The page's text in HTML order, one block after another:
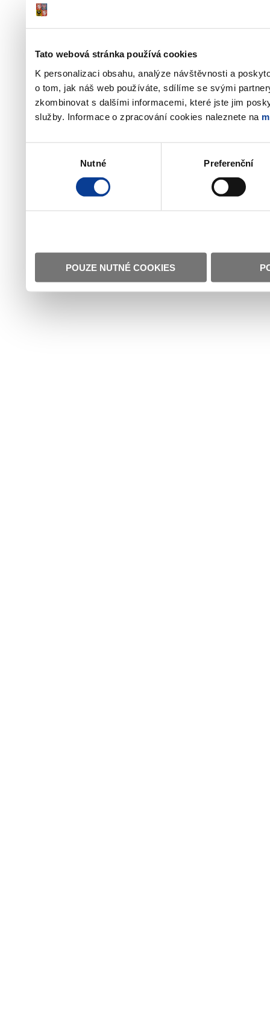
Tato webová stránka používá cookies
K personalizaci obsahu, analýze návštěvnosti a
o tom, jak náš web používáte, sdílíme se svými
zkombinovat s dalšími informacemi, které jste jim
služby. Informace o zpracování cookies naleznete na
Nutné Preferenční
POUZE NUTNÉ COOKIES